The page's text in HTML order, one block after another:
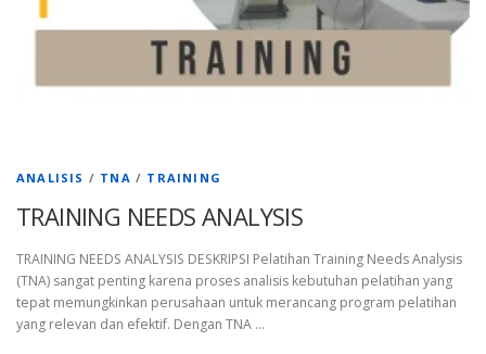
ANALISIS / TNA / TRAINING
TRAINING NEEDS ANALYSIS
TRAINING NEEDS ANALYSIS DESKRIPSI Pelatihan Training Needs Analysis
(TNA) sangat penting karena proses analisis kebutuhan pelatihan yang
tepat memungkinkan perusahaan untuk merancang program pelatihan
yang relevan dan efektif. Dengan TNA …